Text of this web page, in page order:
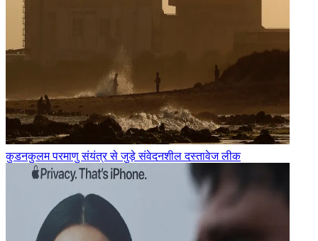
कुडनकुलम परमाणु संयंत्र से जुड़े संवेदनशील दस्तावेज लीक